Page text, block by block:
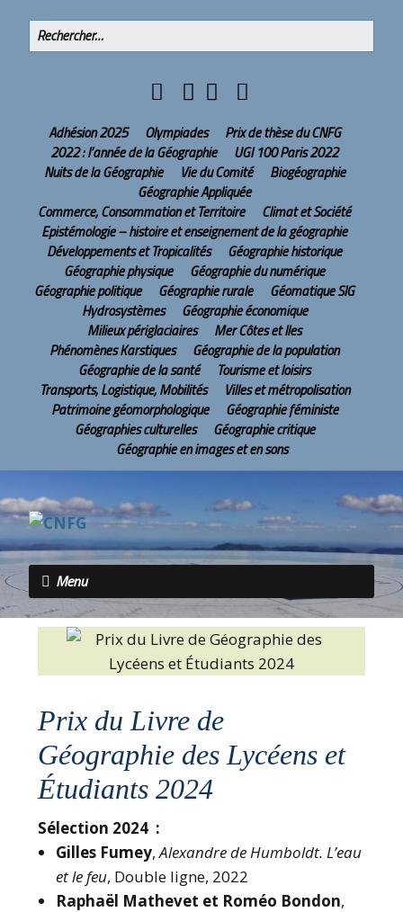
Adhésion 2025 Olympiades
Prix de thèse du CNFG
2022 : l’année de la Géographie
UGI 100 Paris 2022
Nuits de la Géographie
Vie du Comité
Biogéographie
Géographie Appliquée
Commerce, Consommation et Territoire
Climat et Société
Epistémologie – histoire et enseignement de la géographie
Développements et Tropicalités
Géographie historique
Géographie physique
Géographie du numérique
Géographie politique
Géographie rurale
Géomatique SIG
Hydrosystèmes
Géographie économique
Milieux périglaciaires
Mer Côtes et Iles
Phénomènes Karstiques
Géographie de la population
Géographie de la santé
Tourisme et loisirs
Transports, Logistique, Mobilités
Villes et métropolisation
Patrimoine géomorphologique
Géographie féministe
Géographies culturelles
Géographie critique
Géographie en images et en sons
Menu
Prix du Livre de
Géographie des Lycéens et
Étudiants 2024
Sélection 2024 :
Gilles Fumey,Alexandre de Humboldt. L’eau
et le feu, Double ligne, 2022
Raphaël Mathevet et Roméo Bondon,